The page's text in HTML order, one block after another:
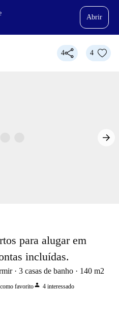
Abrir
4 4
para alugar em
incluídas.
3 casas de banho 140 m2
favoritoperson 4 interessado